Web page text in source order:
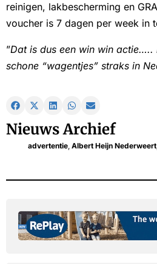
reinigen, lakbescherming en
voucher is 7 dagen per week in
”Dat is dus een win win
schone “wagentjes” straks in
Nieuws Archief
advertentie, Albert Heijn Nederweert